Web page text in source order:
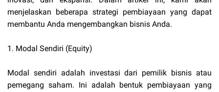
menjelaskan beberapa strategi pembiayaan yang dapat
membantu Anda mengembangkan bisnis Anda.
1. Modal Sendiri (Equity)
Modal sendiri adalah investasi dari pemilik bisnis atau
pemegang saham. Ini adalah bentuk pembiayaan yang